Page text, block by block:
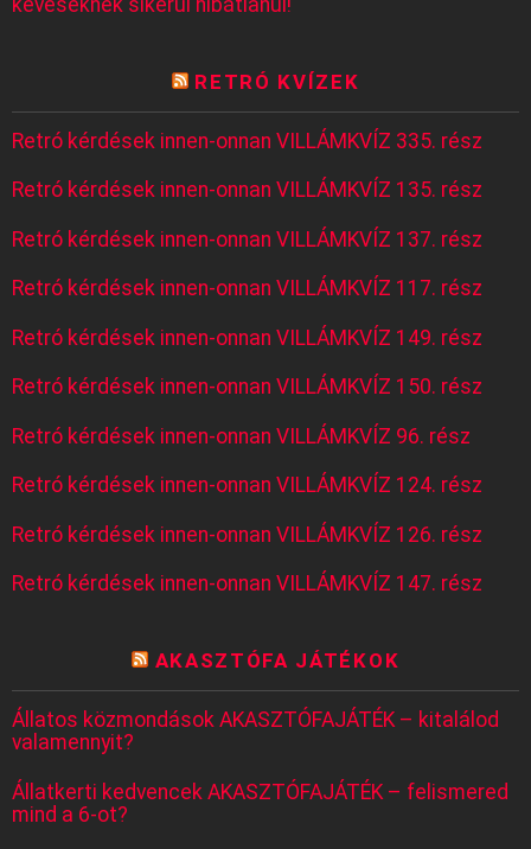
RETRÓ KVÍZEK
Retró kérdések innen-onnan VILLÁMKVÍZ 335. rész
Retró kérdések innen-onnan VILLÁMKVÍZ 135. rész
Retró kérdések innen-onnan VILLÁMKVÍZ 137. rész
Retró kérdések innen-onnan VILLÁMKVÍZ 117. rész
Retró kérdések innen-onnan VILLÁMKVÍZ 149. rész
Retró kérdések innen-onnan VILLÁMKVÍZ 150. rész
Retró kérdések innen-onnan VILLÁMKVÍZ 96. rész
Retró kérdések innen-onnan VILLÁMKVÍZ 124. rész
Retró kérdések innen-onnan VILLÁMKVÍZ 126. rész
Retró kérdések innen-onnan VILLÁMKVÍZ 147. rész
AKASZTÓFA JÁTÉKOK
Állatos közmondások AKASZTÓFAJÁTÉK – kitalálod
valamennyit?
Állatkerti kedvencek AKASZTÓFAJÁTÉK – felismered
mind a 6-ot?